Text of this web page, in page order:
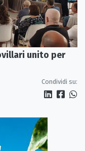
unito per
Condividi su: